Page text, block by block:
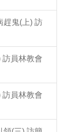
趕鬼(上) 訪
訪員林教會
訪員林教會